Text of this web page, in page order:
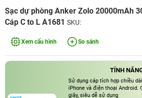
Sạc dự phòng Anker Zolo 20000mAh
Cáp C to L A1681 SKU:
Xem cấu hình So sánh
TÍNH
Sử dụng cáp tích hợp chiều
iPhone và điện thoại Android.
giây, siêu dễ sử dụng